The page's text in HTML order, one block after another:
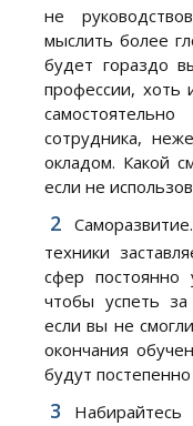
не
мыслить более
будет гораздо
профессии, хоть
сотрудника,
окладом. Какой
если не
техники
сфер постоянно
чтобы успеть
если вы не
окончания
будут постепенно